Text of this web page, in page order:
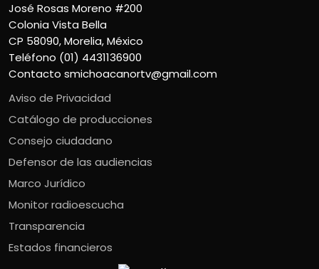
José Rosas Moreno #200
Colonia Vista Bella
CP 58090, Morelia, México
Teléfono (01) 4431136900
Contacto smichoacanortv@gmail.com
Aviso de Privacidad
Catálogo de producciones
Consejo ciudadano
Defensor de las audiencias
Marco Jurídico
Monitor radioescucha
Transparencia
Estados financieros